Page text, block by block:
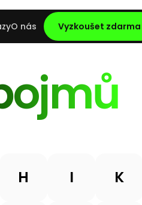
O nás Vyzkoušet zdarma
H I K